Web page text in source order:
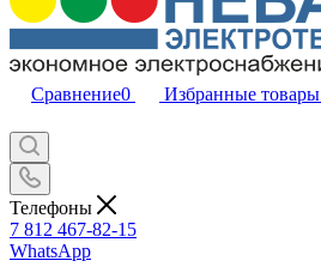
Сравнение0 Избранные товары
Телефоны
7 812 467-82-15
WhatsApp